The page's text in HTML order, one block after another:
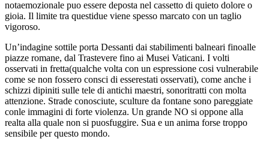
notaemozionale puo essere deposta nel cassetto di quieto dolore o
gioia. Il limite tra questidue viene spesso marcato con un taglio
vigoroso.
Un’indagine sottile porta Dessanti dai stabilimenti balneari finoalle
piazze romane, dal Trastevere fino ai Musei Vaticani. I volti
osservati in fretta(qualche volta con un espressione cosi vulnerabile
come se non fossero consci di esserestati osservati), come anche i
schizzi dipiniti sulle tele di antichi maestri, sonoritratti con molta
attenzione. Strade conosciute, sculture da fontane sono pareggiate
conle immagini di forte violenza. Un grande NO si oppone alla
realta alla quale non si puosfuggire. Sua e un anima forse troppo
sensibile per questo mondo.